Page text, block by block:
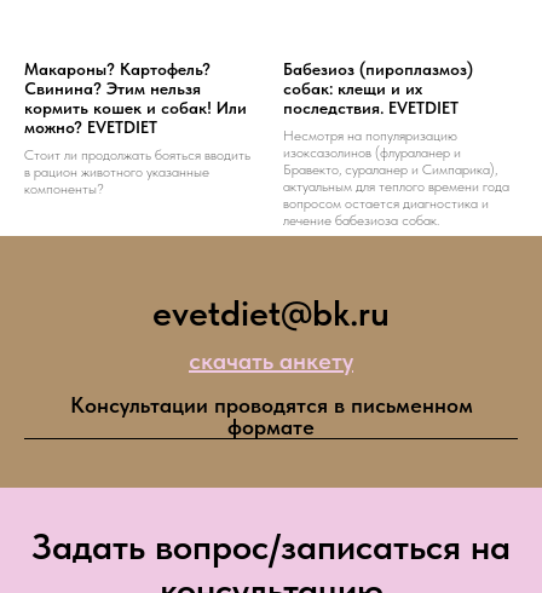
Макароны? Картофель?
Свинина? Этим нельзя
кормить кошек и собак! Или
можно? EVETDIET
Стоит ли продолжать бояться вводить
в рацион животного указанные
компоненты?
Бабезиоз (пироплазмоз)
собак: клещи и их
последствия. EVETDIET
Несмотря на популяризацию
изоксазолинов (флураланер и
Бравекто, сураланер и Симпарика),
актуальным для теплого времени года
вопросом остается диагностика и
лечение бабезиоза собак.
evetdiet@bk.ru
скачать анкету
Консультации проводятся в письменном
формате
Задать вопрос/записаться на